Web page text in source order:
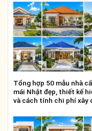
Tổng hợp 50 mẫu nhà
mái Nhật đẹp, thiết kế
và cách tính chi phí xây